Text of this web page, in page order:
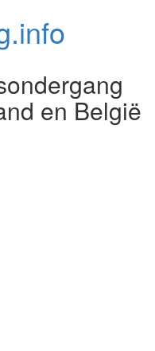
info
en België